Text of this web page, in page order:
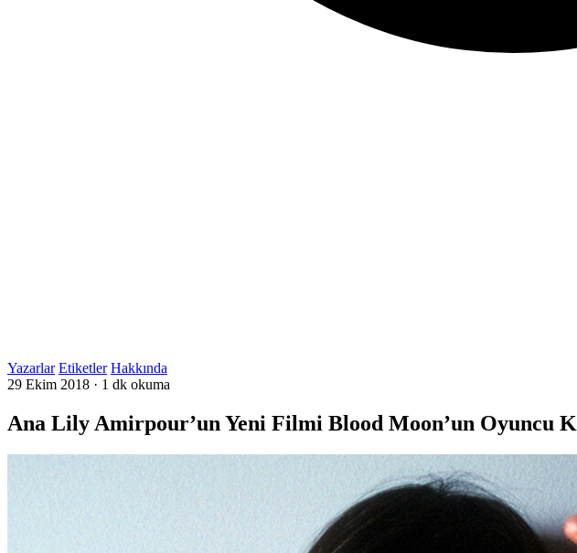
Yazarlar Etiketler Hakkında
29 Ekim 2018 · 1 dk okuma
Ana Lily Amirpour’un Yeni Filmi Blood Moon’un Oyuncu